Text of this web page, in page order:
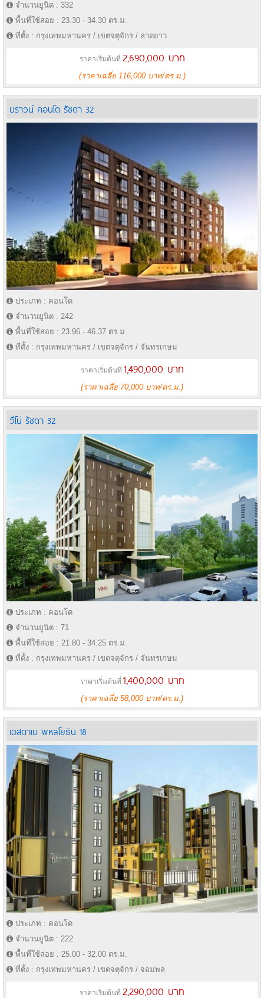
จำนวนยูนิต : 332
พื้นที่ใช้สอย : 23.30 - 34.30 ตร.ม.
ที่ตั้ง : กรุงเทพมหานคร / เขตจตุจักร / ลาดยาว
ราคาเริ่มต้นที่ 2,690,000 บาท
(ราคาเฉลี่ย 116,000 บาท/ตร.ม.)
บราวน์ คอนโด รัชดา 32
ประเภท : คอนโด
จำนวนยูนิต : 242
พื้นที่ใช้สอย : 23.96 - 46.37 ตร.ม.
ที่ตั้ง : กรุงเทพมหานคร / เขตจตุจักร / จันทรเกษม
ราคาเริ่มต้นที่ 1,490,000 บาท
(ราคาเฉลี่ย 70,000 บาท/ตร.ม.)
วีโน่ รัชดา 32
ประเภท : คอนโด
จำนวนยูนิต : 71
พื้นที่ใช้สอย : 21.80 - 34.25 ตร.ม.
ที่ตั้ง : กรุงเทพมหานคร / เขตจตุจักร / จันทรเกษม
ราคาเริ่มต้นที่ 1,400,000 บาท
(ราคาเฉลี่ย 58,000 บาท/ตร.ม.)
เอสตาเบ พหลโยธิน 18
ประเภท : คอนโด
จำนวนยูนิต : 222
พื้นที่ใช้สอย : 25.00 - 32.00 ตร.ม.
ที่ตั้ง : กรุงเทพมหานคร / เขตจตุจักร / จอมพล
ราคาเริ่มต้นที่ 2,290,000 บาท